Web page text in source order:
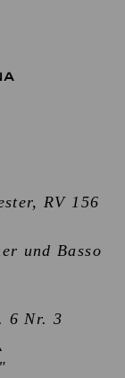
RV 156
und Basso
6 Nr. 3